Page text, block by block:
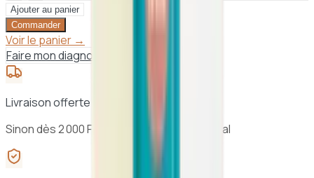
Ajouter au panier
Commander
Voir le panier →
Faire mon diagnostic peau
Livraison offerte dès 25 000 F CFA à Dakar
Sinon dès 2 000 F CFA · 24h à 48h au Sénégal